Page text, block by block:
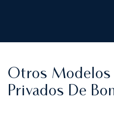
Otros Modelos
Privados De